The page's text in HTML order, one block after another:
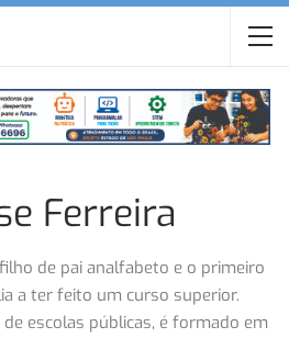
Ferreira
de pai analfabeto e o primeiro
a ter feito um curso superior.
de escolas públicas, é formado em